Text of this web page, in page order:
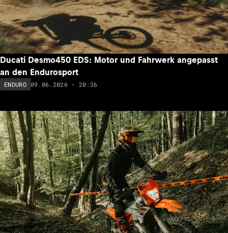
Ducati Desmo450 EDS: Motor und Fahrwerk angepasst
an den Endurosport
ENDURO 09.06.2026 - 20:36